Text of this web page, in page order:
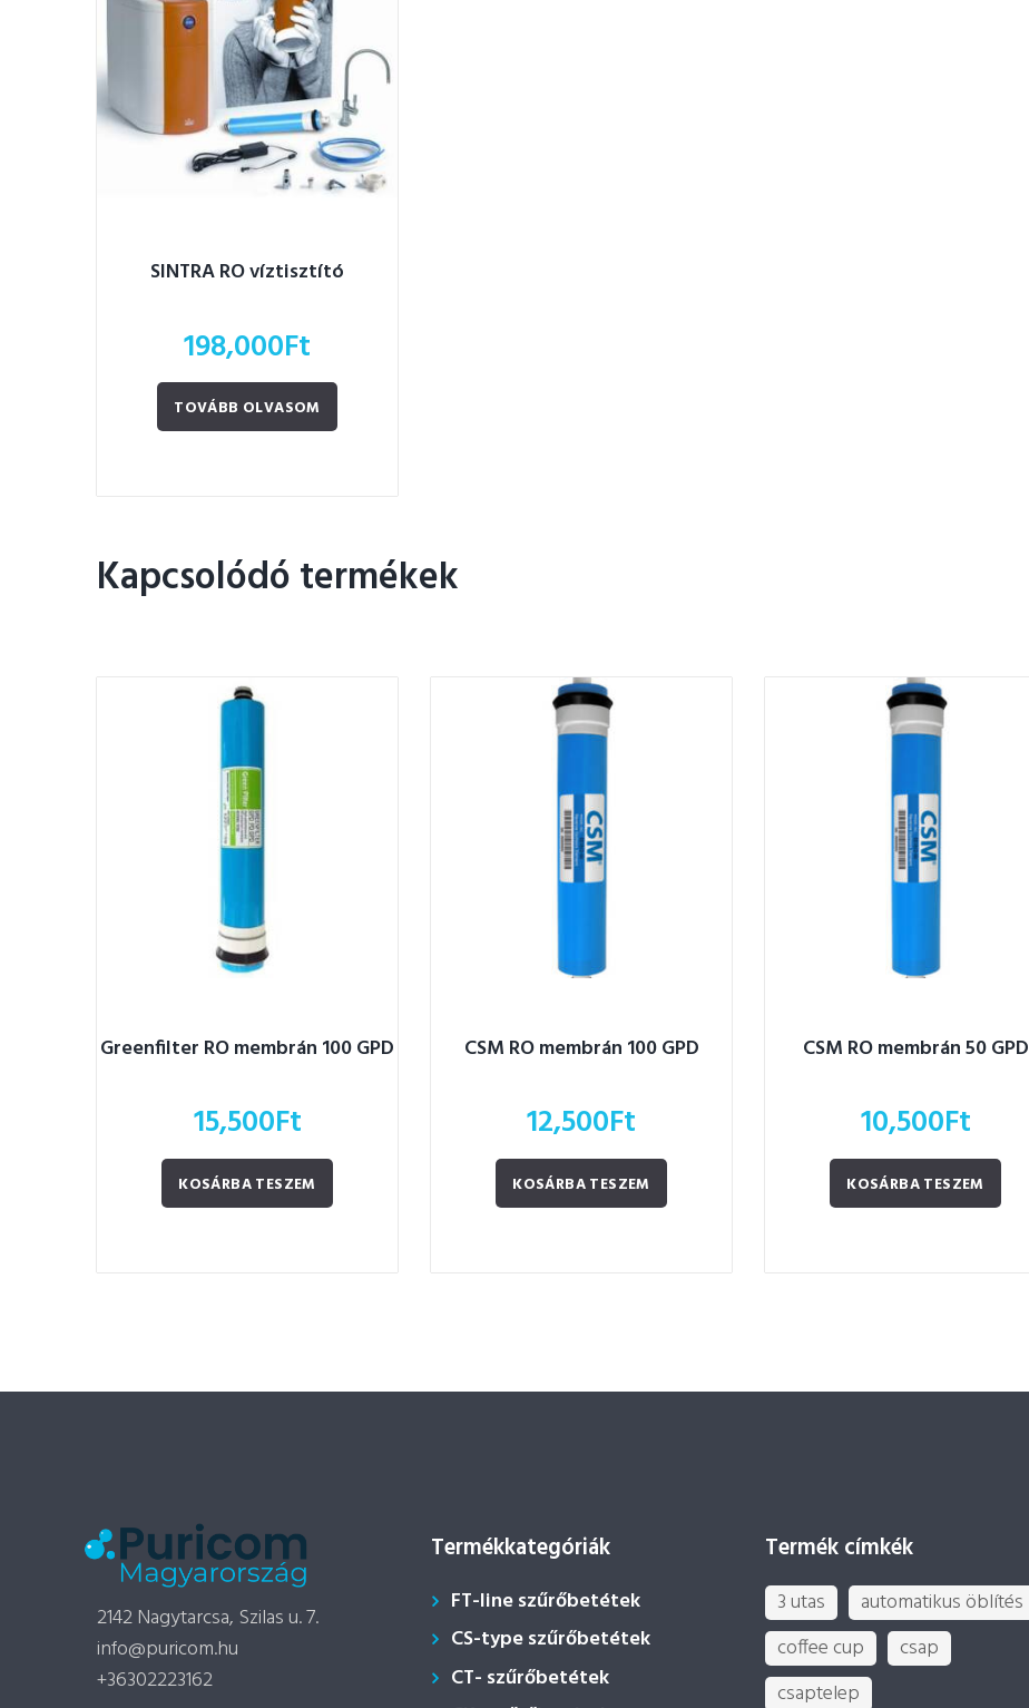
SINTRA RO víztisztító
198,000Ft
TOVÁBB OLVASOM
Kapcsolódó termékek
Greenfilter RO membrán 100 GPD
15,500Ft
KOSÁRBA TESZEM
CSM RO membrán 100 GPD
12,500Ft
KOSÁRBA TESZEM
CSM RO membrán 50 GPD
10,500Ft
KOSÁRBA TESZEM
2142 Nagytarcsa, Szilas u. 7.
info@puricom.hu
+36302223162
Termékkategóriák
FT-line szűrőbetétek
CS-type szűrőbetétek
CT- szűrőbetétek
Termék címkék
3 utas
automatikus öblítés
coffee cup
csap
csaptelep